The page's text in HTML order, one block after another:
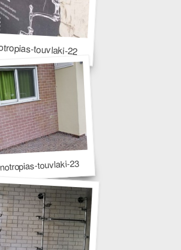
touvlaki-22
touvlaki-23